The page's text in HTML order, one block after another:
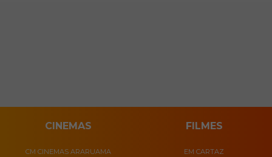
CINEMAS
CM CINEMAS ARARUAMA
FILMES
EM CARTAZ